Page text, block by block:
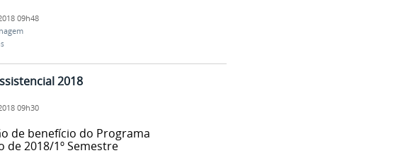
09h48
2018
09h30
de benefício do Programa
2018/1º Semestre